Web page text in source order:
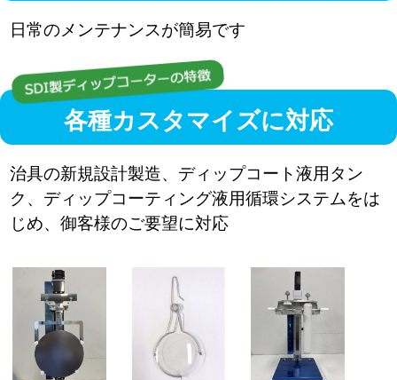
日常のメンテナンスが簡易です
各種カスタマイズに対応
治具の新規設計製造、ディップコート液用タン
ク、ディップコーティング液用循環システムをは
じめ、御客様のご要望に対応